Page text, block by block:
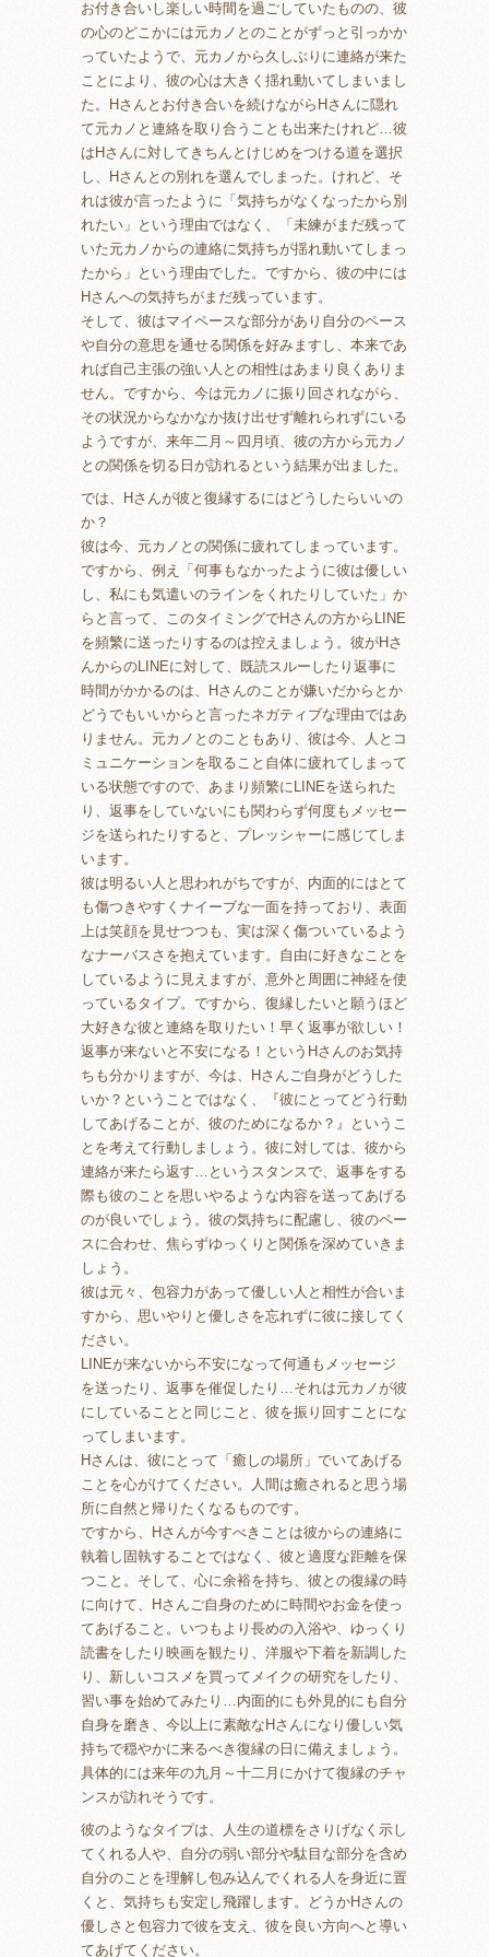
お付き合いし楽しい時間を過ごしていたものの、彼
の心のどこかには元カノとのことがずっと引っかか
っていたようで、元カノから久しぶりに連絡が来た
ことにより、彼の心は大きく揺れ動いてしまいまし
た。Hさんとお付き合いを続けながらHさんに隠れ
て元カノと連絡を取り合うことも出来たけれど…彼
はHさんに対してきちんとけじめをつける道を選択
し、Hさんとの別れを選んでしまった。けれど、そ
れは彼が言ったように「気持ちがなくなったから別
れたい」という理由ではなく、「未練がまだ残って
いた元カノからの連絡に気持ちが揺れ動いてしまっ
たから」という理由でした。ですから、彼の中には
Hさんへの気持ちがまだ残っています。
そして、彼はマイペースな部分があり自分のペース
や自分の意思を通せる関係を好みますし、本来であ
れば自己主張の強い人との相性はあまり良くありま
せん。ですから、今は元カノに振り回されながら、
その状況からなかなか抜け出せず離れられずにいる
ようですが、来年二月～四月頃、彼の方から元カノ
との関係を切る日が訪れるという結果が出ました。
では、Hさんが彼と復縁するにはどうしたらいいの
か？
彼は今、元カノとの関係に疲れてしまっています。
ですから、例え「何事もなかったように彼は優しい
し、私にも気遣いのラインをくれたりしていた」か
らと言って、このタイミングでHさんの方からLINE
を頻繁に送ったりするのは控えましょう。彼がHさ
んからのLINEに対して、既読スルーしたり返事に
時間がかかるのは、Hさんのことが嫌いだからとか
どうでもいいからと言ったネガティブな理由ではあ
りません。元カノとのこともあり、彼は今、人とコ
ミュニケーションを取ること自体に疲れてしまって
いる状態ですので、あまり頻繁にLINEを送られた
り、返事をしていないにも関わらず何度もメッセー
ジを送られたりすると、プレッシャーに感じてしま
います。
彼は明るい人と思われがちですが、内面的にはとて
も傷つきやすくナイーブな一面を持っており、表面
上は笑顔を見せつつも、実は深く傷ついているよう
なナーバスさを抱えています。自由に好きなことを
しているように見えますが、意外と周囲に神経を使
っているタイプ。ですから、復縁したいと願うほど
大好きな彼と連絡を取りたい！早く返事が欲しい！
返事が来ないと不安になる！というHさんのお気持
ちも分かりますが、今は、Hさんご自身がどうした
いか？ということではなく、『彼にとってどう行動
してあげることが、彼のためになるか？』というこ
とを考えて行動しましょう。彼に対しては、彼から
連絡が来たら返す…というスタンスで、返事をする
際も彼のことを思いやるような内容を送ってあげる
のが良いでしょう。彼の気持ちに配慮し、彼のペー
スに合わせ、焦らずゆっくりと関係を深めていきま
しょう。
彼は元々、包容力があって優しい人と相性が合いま
すから、思いやりと優しさを忘れずに彼に接してく
ださい。
LINEが来ないから不安になって何通もメッセージ
を送ったり、返事を催促したり…それは元カノが彼
にしていることと同じこと、彼を振り回すことにな
ってしまいます。
Hさんは、彼にとって「癒しの場所」でいてあげる
ことを心がけてください。人間は癒されると思う場
所に自然と帰りたくなるものです。
ですから、Hさんが今すべきことは彼からの連絡に
執着し固執することではなく、彼と適度な距離を保
つこと。そして、心に余裕を持ち、彼との復縁の時
に向けて、Hさんご自身のために時間やお金を使っ
てあげること。いつもより長めの入浴や、ゆっくり
読書をしたり映画を観たり、洋服や下着を新調した
り、新しいコスメを買ってメイクの研究をしたり、
習い事を始めてみたり…内面的にも外見的にも自分
自身を磨き、今以上に素敵なHさんになり優しい気
持ちで穏やかに来るべき復縁の日に備えましょう。
具体的には来年の九月～十二月にかけて復縁のチャ
ンスが訪れそうです。
彼のようなタイプは、人生の道標をさりげなく示し
てくれる人や、自分の弱い部分や駄目な部分を含め
自分のことを理解し包み込んでくれる人を身近に置
くと、気持ちも安定し飛躍します。どうかHさんの
優しさと包容力で彼を支え、彼を良い方向へと導い
てあげてください。